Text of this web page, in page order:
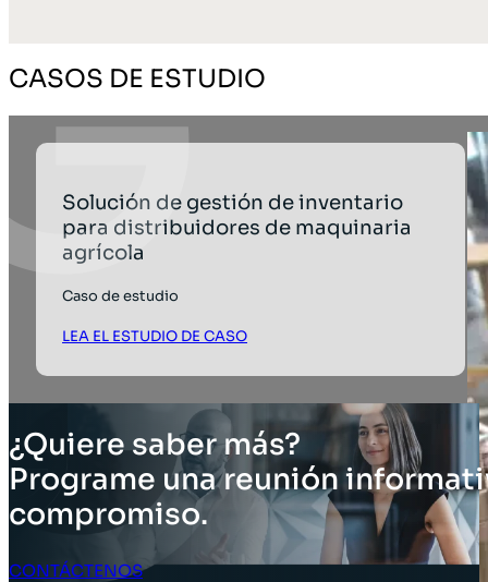
CASOS DE ESTUDIO
Solución de gestión de inventario
para distribuidores de maquinaria
agrícola
Caso de estudio
LEA EL ESTUDIO DE CASO
¿Quiere saber más?
Programe una reunión
compromiso.
CONTÁCTENOS